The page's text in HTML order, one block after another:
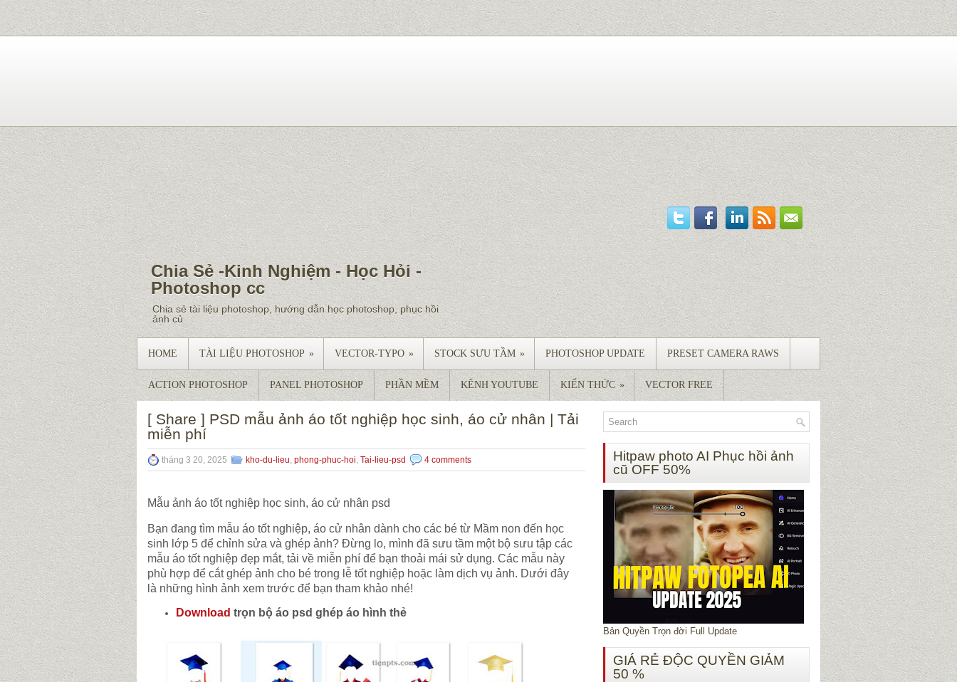
Chia Sẻ -Kinh Nghiệm - Học Hỏi -
Photoshop cc
Chia sẻ tài liệu photoshop, hướng dẫn học photoshop, phục hồi
ảnh củ
HOME TÀI LIỆU PHOTOSHOP » VECTOR-TYPO » STOCK SƯU TẦM » PHOTOSHOP UPDATE PRESET CAMERA RAWS
ACTION PHOTOSHOP PANEL PHOTOSHOP PHẦN MỀM KÊNH YOUTUBE KIẾN THỨC » VECTOR FREE
[ Share ] PSD mẫu ảnh áo tốt nghiệp học sinh, áo cử nhân | Tải
miễn phí
tháng 3 20, 2025 kho-du-lieu, phong-phuc-hoi, Tai-lieu-psd 4 comments
Mẫu ảnh áo tốt nghiệp học sinh, áo cử nhân psd
Bạn đang tìm mẫu áo tốt nghiệp, áo cử nhân dành cho các bé từ Mầm non đến học
sinh lớp 5 để chỉnh sửa và ghép ảnh? Đừng lo, mình đã sưu tầm một bộ sưu tập các
mẫu áo tốt nghiệp đẹp mắt, tải về miễn phí để bạn thoải mái sử dụng. Các mẫu này
phù hợp để cắt ghép ảnh cho bé trong lễ tốt nghiệp hoặc làm dịch vụ ảnh. Dưới đây
là những hình ảnh xem trước để bạn tham khảo nhé!
Download trọn bộ áo psd ghép áo hình thẻ
Hitpaw photo AI Phục hồi ảnh
cũ OFF 50%
Bản Quyền Trọn đời Full Update
GIÁ RẺ ĐỘC QUYỀN GIẢM
50 %